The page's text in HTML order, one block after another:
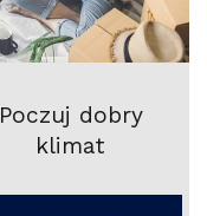
Poczuj dobry
klimat